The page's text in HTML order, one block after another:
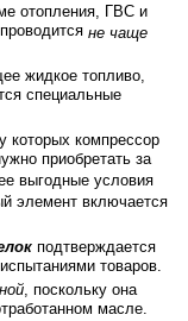
отопления, ГВС и
не чаще
жидкое топливо,
специальные
которых компрессор
приобретать за
выгодные условия
элемент включается
подтверждается
товаров.
, поскольку она
масле.